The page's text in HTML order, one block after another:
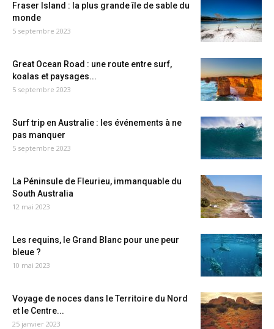
Fraser Island : la plus grande île de sable du
monde
5 septembre 2023
Great Ocean Road : une route entre surf,
koalas et paysages...
5 septembre 2023
Surf trip en Australie : les événements à ne
pas manquer
5 septembre 2023
La Péninsule de Fleurieu, immanquable du
South Australia
12 mai 2023
Les requins, le Grand Blanc pour une peur
bleue ?
10 mai 2023
Voyage de noces dans le Territoire du Nord
et le Centre...
25 janvier 2023